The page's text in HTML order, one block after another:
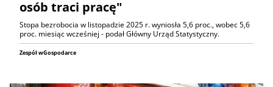
osób traci pracę"
Stopa bezrobocia w listopadzie 2025 r. wyniosła 5,6 proc., wobec 5,6
proc. miesiąc wcześniej - podał Główny Urząd Statystyczny.
Zespół wGospodarce